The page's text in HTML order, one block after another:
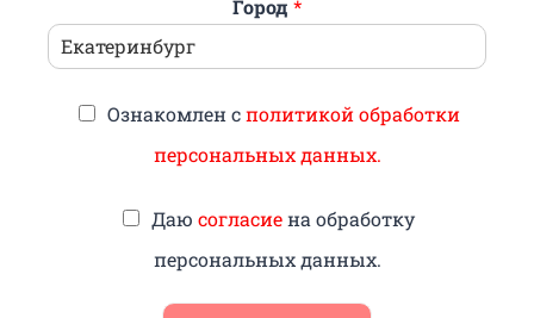
Город *
Ознакомлен сполитикой обработки
персональных данных.
Даю согласиена обработку
персональных данных.